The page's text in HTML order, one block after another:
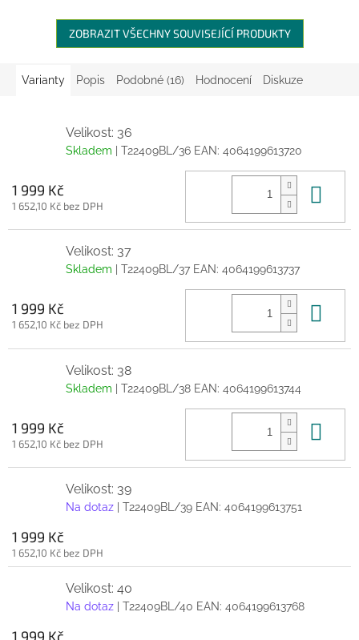
ZOBRAZIT VŠECHNY SOUVISEJÍCÍ PRODUKTY
Varianty Popis Podobné (16) Hodnocení Diskuze
Velikost: 36
Skladem | T22409BL/36 EAN: 4064199613720
1 999 Kč
1 652,10 Kč bez DPH
Velikost: 37
Skladem | T22409BL/37 EAN: 4064199613737
1 999 Kč
1 652,10 Kč bez DPH
Velikost: 38
Skladem | T22409BL/38 EAN: 4064199613744
1 999 Kč
1 652,10 Kč bez DPH
Velikost: 39
Na dotaz | T22409BL/39 EAN: 4064199613751
1 999 Kč
1 652,10 Kč bez DPH
Velikost: 40
Na dotaz | T22409BL/40 EAN: 4064199613768
1 999 Kč